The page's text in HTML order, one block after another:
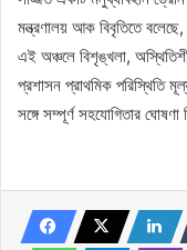
মন্ত্রণালয় আক বিবৃতিতে
এই অঞ্চলে বিশৃঙ্খলা,
প্রশাসন প্রাথমিক পরিস্থিতি
সঙ্গে সম্পূর্ণ সহযোগিতার ঘোষণা